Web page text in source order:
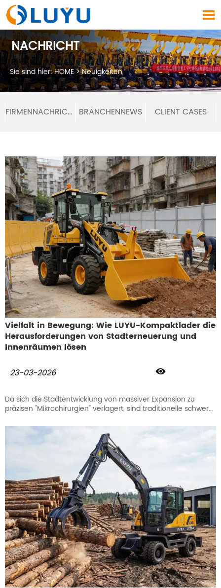

NACHRICHT
Sie sind hier:HOME>Neuigkeiten
FIRMENNACHRICHTEN BRANCHENNEWS CLIENT CASES
Vielfalt in Bewegung: Wie LUYU-Kompaktlader die
Herausforderungen von Stadterneuerung und
Innenräumen lösen
23-03-2026

Da sich die Stadtentwicklung von massiver Expansion zu
präzisen "Mikrochirurgien" verlagert, sind traditionelle schwere
zunehmend eingeschränkt. Ob es sich um Abrissarbeiten in
Innenräumen, die Sanierung alter Wohnviertel, die Wartung
unterirdischer Leitungen oder Landschaftsgestaltung handelt,
die Branche verlangt nach einem Multilader, der klein in der
Größe, aber groß in der Leistung ist. Ein Kompaktlader von
LUYU bietet das perfekte Gleichgewicht zwischen Wendigkeit
und Stärke und definiert die Standards für den modernen
Radladerbau neu, indem er die "letzte Meile"-
Herausforderungen urbaner Baustellen löst.